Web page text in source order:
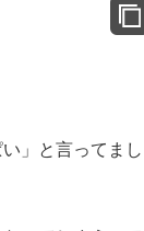
」と言ってまし